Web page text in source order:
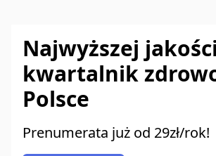
Najwyższej jakości
kwartalnik
Polsce
Prenumerata już od 29zł/rok!